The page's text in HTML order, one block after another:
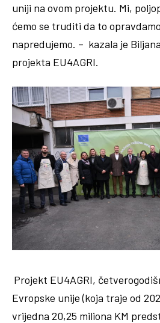
uniji na ovom projektu. Mi,
ćemo se truditi da to
napredujemo. – kazala je
projekta EU4AGRI.
Projekt EU4AGRI,
Evropske unije (koja traje od
vrijedna 20,25 miliona KM